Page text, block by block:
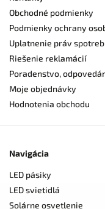
Obchodné podmienky
Podmienky ochrany
Uplatnenie práv
Riešenie reklamácií
Poradenstvo,
Moje objednávky
Hodnotenia obchodu
Navigácia
LED pásiky
LED svietidlá
Solárne osvetlenie